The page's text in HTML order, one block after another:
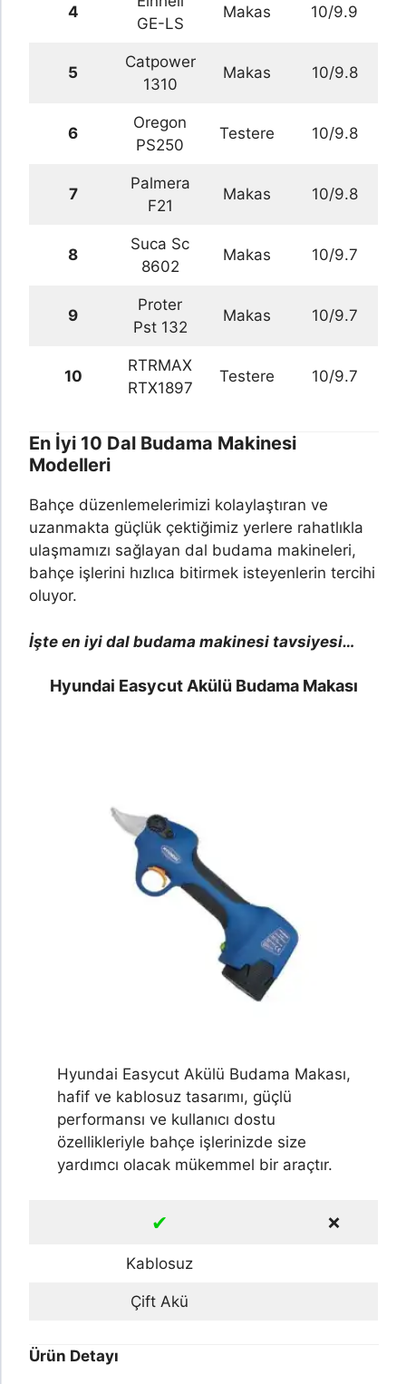
4
GE-LS
Makas 10/9.9
5
Catpower
1310
Makas 10/9.8
6
Oregon
PS250
Testere 10/9.8
7
Palmera
F21
Makas 10/9.8
8
Suca Sc
8602
Makas 10/9.7
9
Proter
Pst 132
Makas 10/9.7
10
RTRMAX
RTX1897
Testere 10/9.7
En İyi 10 Dal Budama Makinesi
Modelleri
Bahçe düzenlemelerimizi kolaylaştıran ve
uzanmakta güçlük çektiğimiz yerlere rahatlıkla
ulaşmamızı sağlayan dal budama makineleri,
bahçe işlerini hızlıca bitirmek isteyenlerin tercihi
oluyor.
İşte en iyi dal budama makinesi tavsiyesi…
Hyundai Easycut Akülü Budama Makası
Hyundai Easycut Akülü Budama Makası,
hafif ve kablosuz tasarımı, güçlü
performansı ve kullanıcı dostu
özellikleriyle bahçe işlerinizde size
yardımcı olacak mükemmel bir araçtır.
✔ ❌
Kablosuz
Çift Akü
Ürün Detayı